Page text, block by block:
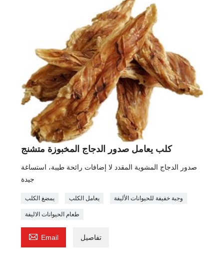
كلب يعامل صدور الدجاج المخبوزة متشنج
صدور الدجاج المشوية المقدد لا إضافات رائحة طيبة، استساغة
جيدة
يمضغ الكلب يعامل الكلب وجبة خفيفة للحيوانات الأليفة
طعام الحيوانات الاليفة
 Email تفاصيل